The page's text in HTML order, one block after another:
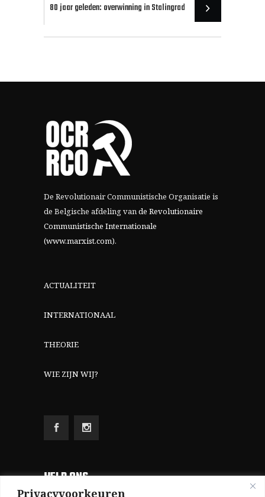
Privacyvoorkeuren
80 jaar geleden: overwinning in Stalingrad
De Revolutionair Communistische Organisatie is
de Belgische afdeling van de Revolutionaire
Communistische Internationale
(www.marxist.com).
ACTUALITEIT
INTERNATIONAAL
THEORIE
WIE ZIJN WIJ?
HELP ONS